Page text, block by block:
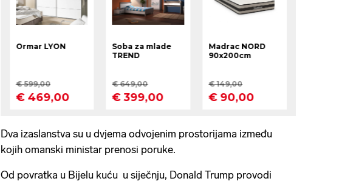
Dva izaslanstva su u dvjema odvojenim prostorijama između
kojih omanski ministar prenosi poruke.
Od povratka u Bijelu kuću u siječnju, Donald Trump provodi